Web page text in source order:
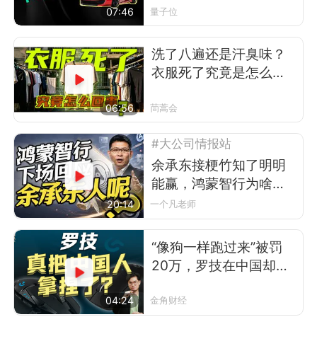
07:46 量子位
06:56
洗了八遍还是汗臭味？
衣服死了究竟是怎么回
茼蒿会
20:14
#大公司情报站
余承东接梗竹知了明明
能赢，鸿蒙智行为啥不
让？
一个凡老师
04:24
“像狗一样跑过来”被罚
20万，罗技在中国却卖
金角财经